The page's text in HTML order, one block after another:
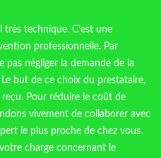
très technique. C’est une
professionnelle. Par
pas négliger la demande de la
but de ce choix du prestataire,
Pour réduire le coût de
vivement de collaborer avec
le plus proche de chez vous.
charge concernant le